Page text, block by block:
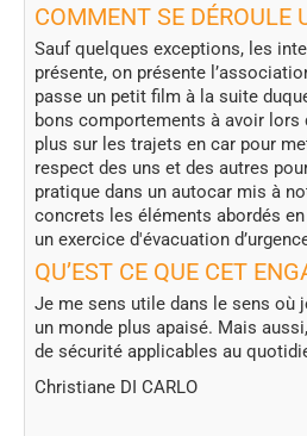
COMMENT SE DÉROULE
Sauf quelques exceptions, les
présente, on présente
passe un petit film à la suite
bons comportements à avoir lors
plus sur les trajets en car pour
respect des uns et des autres
pratique dans un autocar mis à
concrets les éléments abordés
un exercice d'évacuation
QU’EST CE QUE CET
Je me sens utile dans le sens où
un monde plus apaisé. Mais
de sécurité applicables au
Christiane DI CARLO